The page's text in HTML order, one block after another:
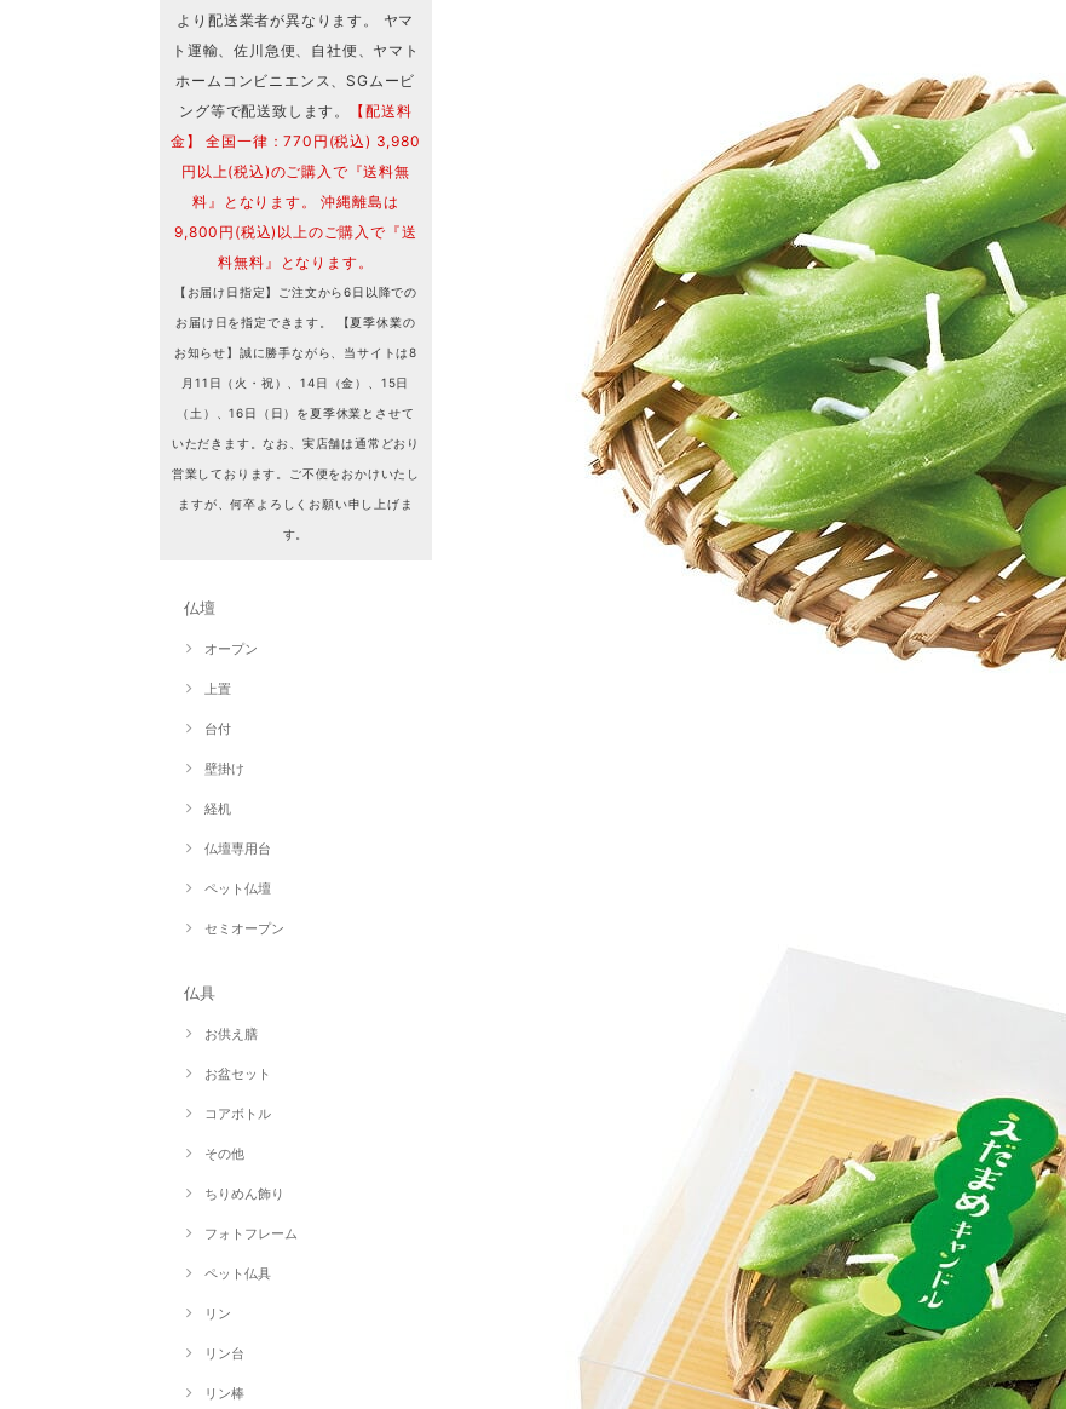
より配送業者が異なります。 ヤマ
ト運輸、佐川急便、自社便、ヤマト
ホームコンビニエンス、SGムービ
ング等で配送致します。
【配送料
金】 全国一律：770円(税込) 3,980
円以上(税込)のご購入で『送料無
料』となります。 沖縄離島は
9,800円(税込)以上のご購入で『送
料無料』となります。
【お届け日指定】ご注文から6日以降での
お届け日を指定できます。 【夏季休業の
お知らせ】誠に勝手ながら、当サイトは8
月11日（火・祝）、14日（金）、15日
（土）、16日（日）を夏季休業とさせて
いただきます。なお、実店舗は通常どおり
営業しております。ご不便をおかけいたし
ますが、何卒よろしくお願い申し上げま
す。
仏壇
オープン
上置
台付
壁掛け
経机
仏壇専用台
ペット仏壇
セミオープン
仏具
お供え膳
お盆セット
コアボトル
その他
ちりめん飾り
フォトフレーム
ペット仏具
リン
リン台
リン棒